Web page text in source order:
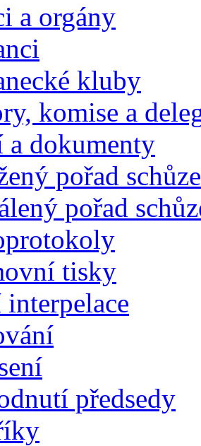
a orgány
kluby
komise a
a dokumenty
pořad schůze
pořad
tisky
předsedy